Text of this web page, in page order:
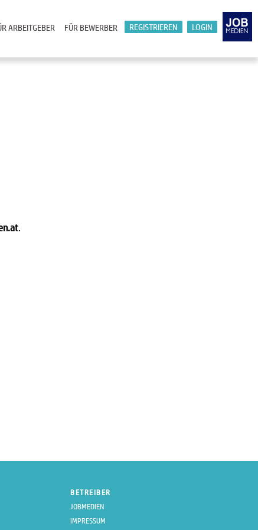
LOGIN
REGISTRIEREN
FÜR BEWERBER
ARBEITGEBER
.
BETREIBER
JOBMEDIEN
IMPRESSUM